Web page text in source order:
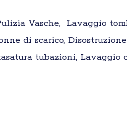
Vasche, Lavaggio
di scarico,
tubazioni,